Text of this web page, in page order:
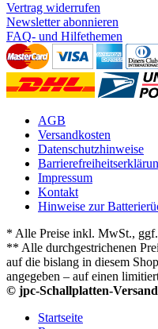
Vertrag widerrufen
Newsletter abonnieren
FAQ- und Hilfethemen
AGB
Versandkosten
Datenschutzhinweise
Impressum
Kontakt
Hinweise zur
* Alle Preise inkl. MwSt.,
** Alle durchgestrichenen
auf die bislang in diesem
angegeben – auf einen
© jpc-Schallplatten-
Startseite